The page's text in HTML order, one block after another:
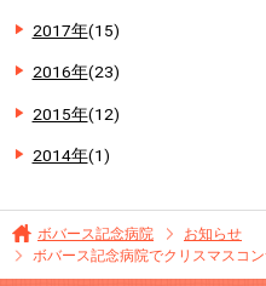
2017年(15)
2016年(23)
2015年(12)
2014年(1)
ボバース記念病院
お知らせ
ボバース記念病院でクリスマスコ